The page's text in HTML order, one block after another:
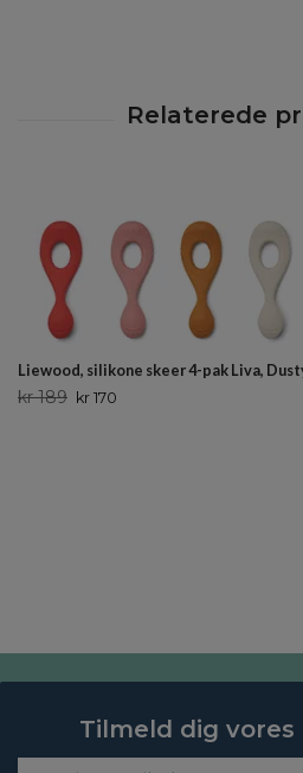
Liewood, silikone skeer 4-pak Liva,
kr 189 kr 170
Tilmeld dig